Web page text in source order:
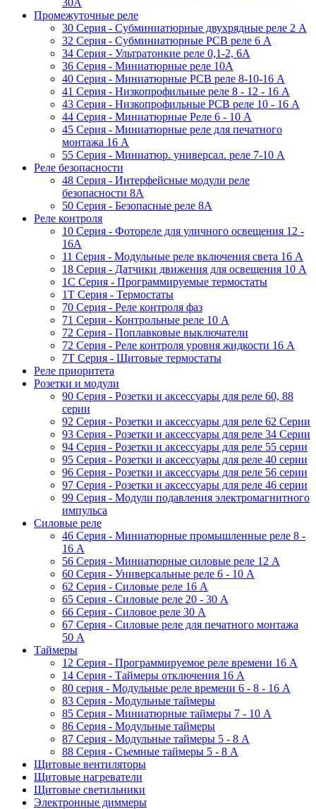
30А
Промежуточные реле
30 Серия - Субминиатюрные двухрядные реле 2 A
32 Серия - Субминиатюрные PCB реле 6 A
34 Серия - Ультратонкие реле 0,1-2, 6A
36 Серия - Миниатюрные реле 10А
40 Серия - Миниатюрные PCB реле 8-10-16 A
41 Серия - Низкопрофильные реле 8 - 12 - 16 A
43 Серия - Низкопрофильные PCB реле 10 - 16 A
44 Серия - Миниатюрные Реле 6 - 10 A
45 Серия - Миниатюрные реле для печатного
монтажа 16 A
55 Cерия - Миниатюр. универсал. реле 7-10 A
Реле безопасности
48 Серия - Интерфейсные модули реле
безопасности 8А
50 Серия - Безопасные реле 8А
Реле контроля
10 Серия - Фотореле для уличного освещения 12 -
16A
11 Серия - Модульные реле включения света 16 A
18 Серия - Датчики движения для освещения 10 A
1C Серия - Программируемые термостаты
1Т Серия - Термостаты
70 Серия - Реле контроля фаз
71 Серия - Контрольные реле 10 A
72 Серия - Поплавковые выключатели
72 Серия - Реле контроля уровня жидкости 16 А
7T Серия - Щитовые термостаты
Реле приоритета
Розетки и модули
90 Серия - Розетки и аксессуары для реле 60, 88
cерии
92 Серия - Розетки и аксессуары для реле 62 Серии
93 Серия - Розетки и аксессуары для реле 34 Серии
94 Серия - Розетки и аксессуары для реле 55 серии
95 Серия - Розетки и аксессуары для реле 40 серии
96 Серия - Розетки и аксессуары для реле 56 cерии
97 Серия - Розетки и аксессуары для реле 46 cерии
99 Серия - Модули подавления электромагнитного
импульса
Силовые реле
46 Серия - Миниатюрные промышленные реле 8 -
16 A
56 Серия - Миниатюрные силовые реле 12 A
60 Серия - Универсальные реле 6 - 10 A
62 Серия - Силовые реле 16 A
65 Серия - Силовые реле 20 - 30 A
66 Серия - Силовое реле 30 A
67 Серия - Силовые реле для печатного монтажа
50 А
Таймеры
12 Серия - Программируемое реле времени 16 A
14 Серия - Таймеры отключения 16 A
80 серия - Модульные реле времени 6 - 8 - 16 A
83 Серия - Модульные таймеры
85 Серия - Миниатюрные таймеры 7 - 10 A
86 Серия - Модульные таймеры
87 Серия - Модульные таймеры 5 - 8 А
88 Серия - Съемные таймеры 5 - 8 A
Щитовые вентиляторы
Щитовые нагреватели
Щитовые светильники
Электронные диммеры